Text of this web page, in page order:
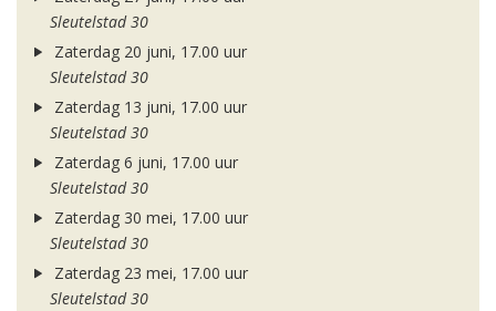
Sleutelstad 30
Zaterdag 20 juni, 17.00 uur
Sleutelstad 30
Zaterdag 13 juni, 17.00 uur
Sleutelstad 30
Zaterdag 6 juni, 17.00 uur
Sleutelstad 30
Zaterdag 30 mei, 17.00 uur
Sleutelstad 30
Zaterdag 23 mei, 17.00 uur
Sleutelstad 30